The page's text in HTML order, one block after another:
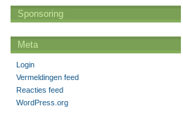
Sponsoring
Meta
Login
Vermeldingen feed
Reacties feed
WordPress.org